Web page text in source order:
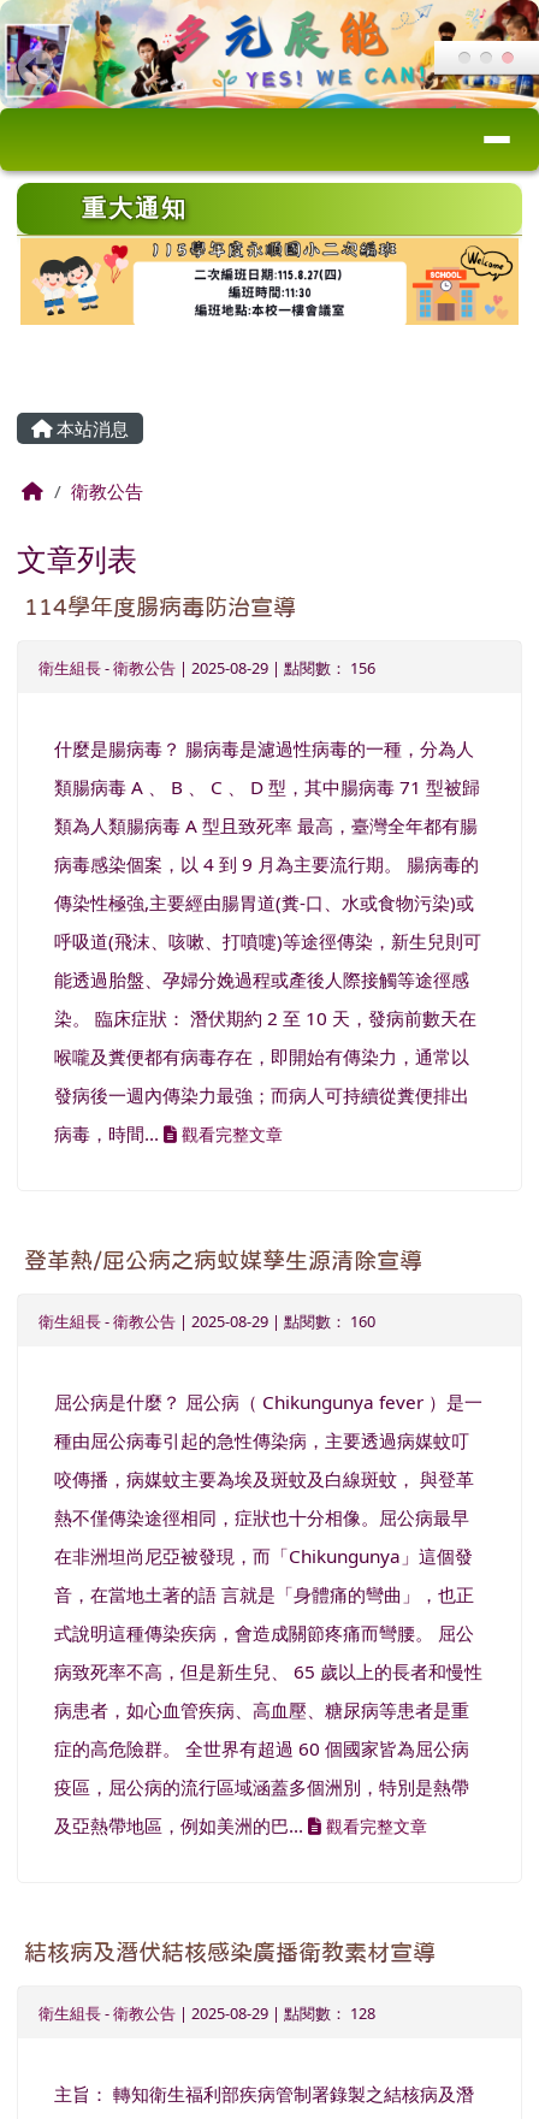
跳至主內容區
桃園市永順國小
導覽列
上中區域內容
重大通知
本站消息
回首頁衛教公告
文章列表
114學年度腸病毒防治宣導
衛生組長-衛教公告 | 2025-08-29 | 點閱數： 156
什麼是腸病毒？ 腸病毒是濾過性病毒的一種，分為人
類腸病毒 A 、 B 、 C 、 D 型，其中腸病毒 71 型被歸
類為人類腸病毒 A 型且致死率 最高，臺灣全年都有腸
病毒感染個案，以 4 到 9 月為主要流行期。 腸病毒的
傳染性極強,主要經由腸胃道(糞-口、水或食物污染)或
呼吸道(飛沫、咳嗽、打噴嚏)等途徑傳染，新生兒則可
能透過胎盤、孕婦分娩過程或產後人際接觸等途徑感
染。 臨床症狀： 潛伏期約 2 至 10 天，發病前數天在
喉嚨及糞便都有病毒存在，即開始有傳染力，通常以
發病後一週內傳染力最強；而病人可持續從糞便排出
病毒，時間...
觀看完整文章
登革熱/屈公病之病蚊媒孳生源清除宣導
衛生組長-衛教公告 | 2025-08-29 | 點閱數： 160
屈公病是什麼？ 屈公病（ Chikungunya fever ）是一
種由屈公病毒引起的急性傳染病，主要透過病媒蚊叮
咬傳播，病媒蚊主要為埃及斑蚊及白線斑蚊， 與登革
熱不僅傳染途徑相同，症狀也十分相像。屈公病最早
在非洲坦尚尼亞被發現，而「Chikungunya」這個發
音，在當地土著的語 言就是「身體痛的彎曲」，也正
式說明這種傳染疾病，會造成關節疼痛而彎腰。 屈公
病致死率不高，但是新生兒、 65 歲以上的長者和慢性
病患者，如心血管疾病、高血壓、糖尿病等患者是重
症的高危險群。 全世界有超過 60 個國家皆為屈公病
疫區，屈公病的流行區域涵蓋多個洲別，特別是熱帶
及亞熱帶地區，例如美洲的巴...
觀看完整文章
結核病及潛伏結核感染廣播衛教素材宣導
衛生組長-衛教公告 | 2025-08-29 | 點閱數： 128
主旨： 轉知衛生福利部疾病管制署錄製之結核病及潛
頁尾區域